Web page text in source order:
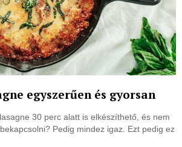
egyszerűen és gyorsan
30 perc alatt is elkészíthető, és nem
Pedig mindez igaz. Ezt pedig ez